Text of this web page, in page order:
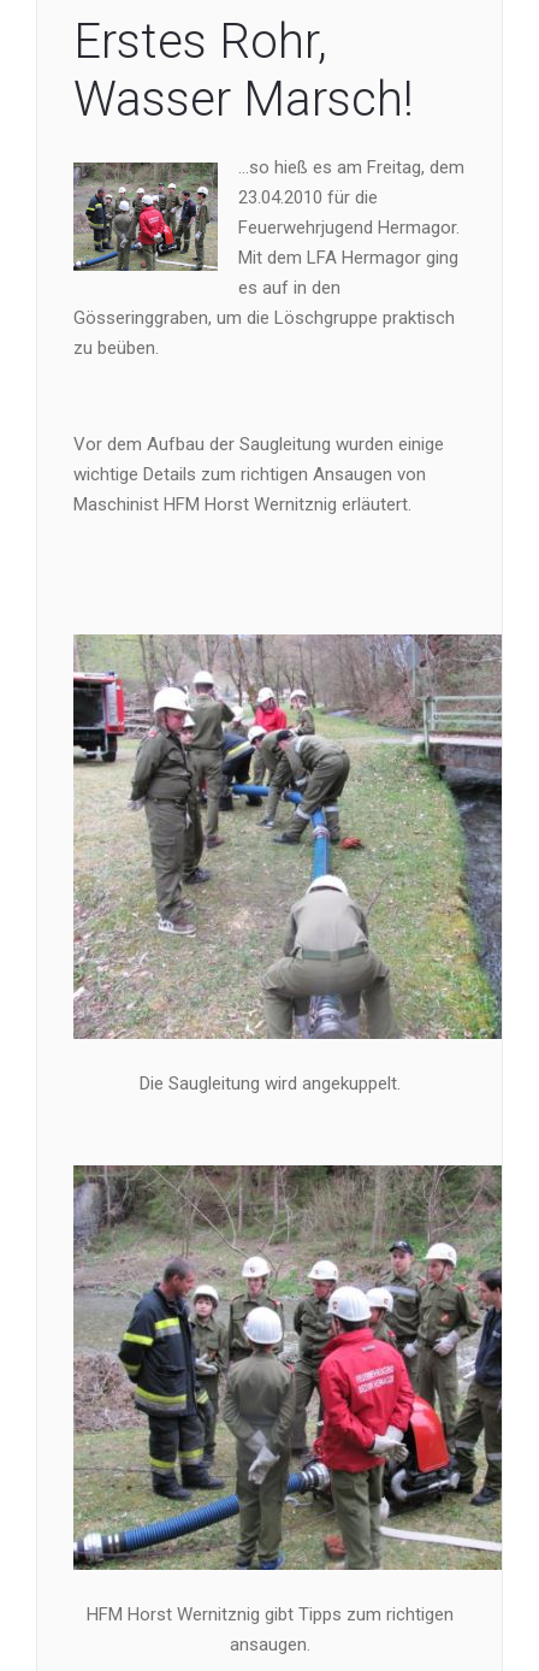
Erstes Rohr,
Wasser Marsch!
…so hieß es am Freitag, dem
23.04.2010 für die
Feuerwehrjugend Hermagor.
Mit dem LFA Hermagor ging
es auf in den
Gösseringgraben, um die Löschgruppe praktisch
zu beüben.
Vor dem Aufbau der Saugleitung wurden einige
wichtige Details zum richtigen Ansaugen von
Maschinist HFM Horst Wernitznig erläutert.
Die Saugleitung wird angekuppelt.
HFM Horst Wernitznig gibt Tipps zum richtigen
ansaugen.